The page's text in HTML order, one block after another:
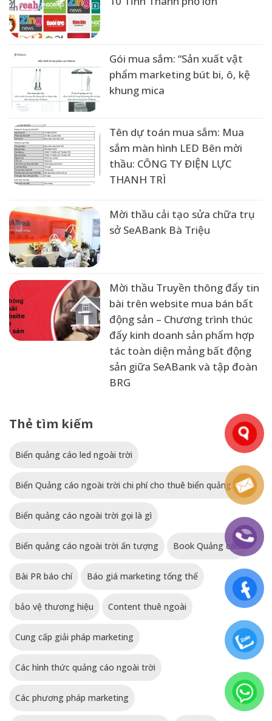
Gói mua sắm: “Sản xuất vật
phẩm marketing bút bi, ô, kệ
khung mica
Tên dự toán mua sắm: Mua
sắm màn hình LED Bên mời
thầu: CÔNG TY ĐIỆN LỰC
THANH TRÌ
Mời thầu cải tạo sửa chữa trụ
sở SeABank Bà Triệu
Mời thầu Truyền thông đẩy tin
bài trên website mua bán bất
động sản – Chương trình thúc
đẩy kinh doanh sản phẩm hợp
tác toàn diện mảng bất động
sản giữa SeABank và tập đoàn
BRG
Thẻ tìm kiếm
Biển quảng cáo led ngoài trời
Biển Quảng cáo ngoài trời chi phí cho thuê biển quảng cáo
Biển quảng cáo ngoài trời gọi là gì
Biển quảng cáo ngoài trời ấn tượng Book Quảng cáo
Bài PR báo chí Báo giá marketing tổng thể
bảo vệ thương hiệu Content thuê ngoài
Cung cấp giải pháp marketing
Các hình thức quảng cáo ngoài trời
Các phương pháp marketing